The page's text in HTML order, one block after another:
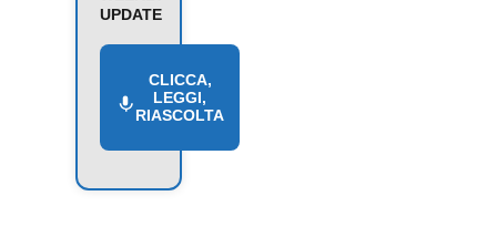
UPDATE
CLICCA,
LEGGI,
RIASCOLTA